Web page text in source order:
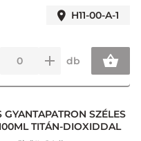
H11-00-A-1
db
SZÉLES
TITÁN-DIOXIDDAL